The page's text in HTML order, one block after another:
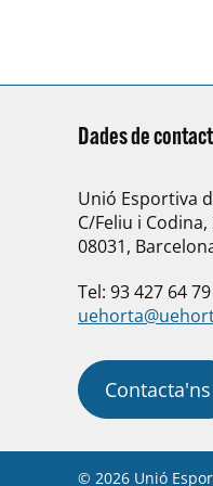
Dades de
Unió Esportiva
C/Feliu i Codina,
08031,
Tel: 93 427 64 79
Contacta'ns
© 2026 Unió